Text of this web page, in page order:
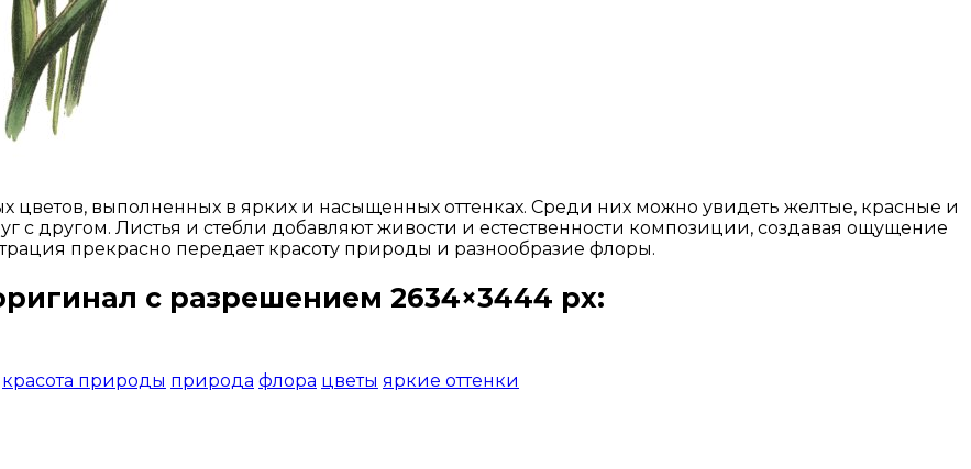
цветов, выполненных в ярких и насыщенных оттенках. Среди них можно увидеть желтые, красные и
с другом. Листья и стебли добавляют живости и естественности композиции, создавая ощущение
прекрасно передает красоту природы и разнообразие флоры.
с разрешением 2634×3444 px:
красота природы природа флора цветы яркие оттенки